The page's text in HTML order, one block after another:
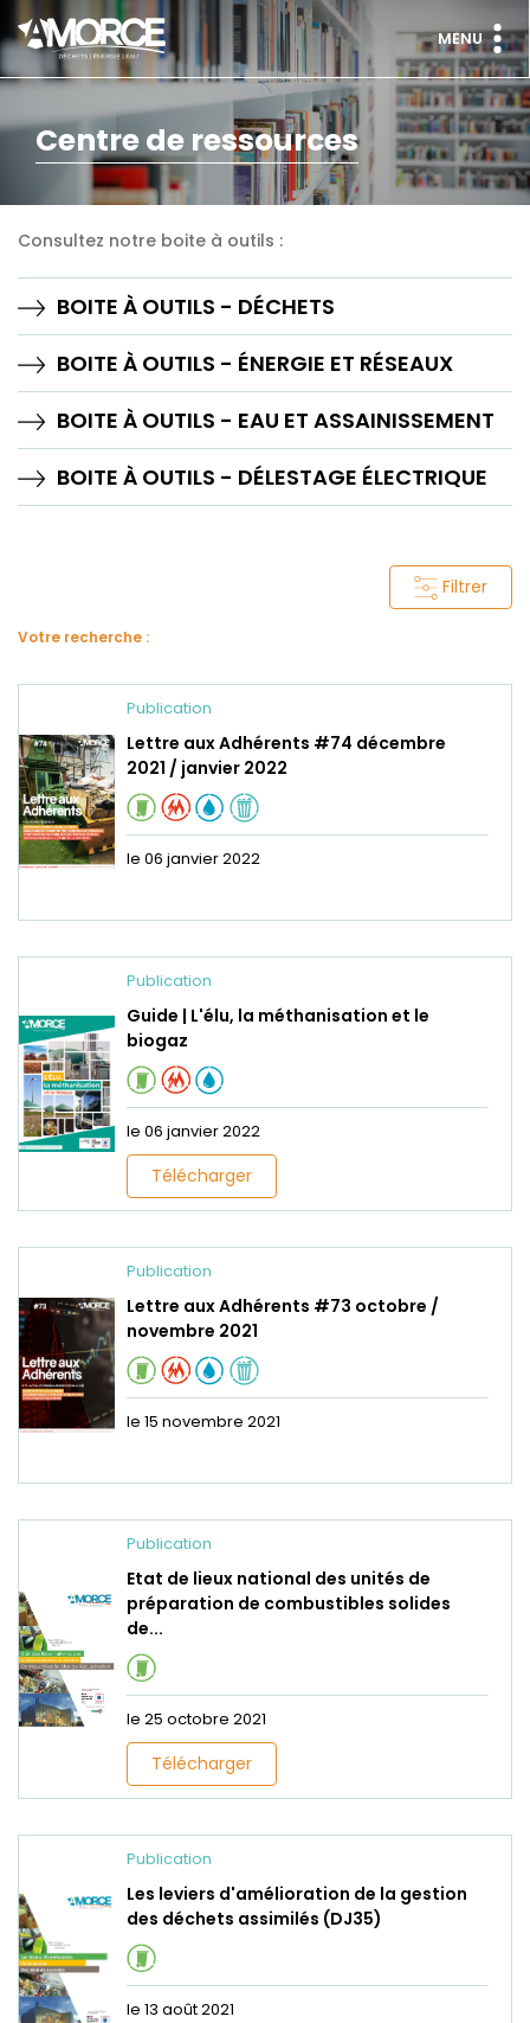
MENU
Centre de ressources
Consultez notre boite à outils :
BOITE À OUTILS - DÉCHETS
BOITE À OUTILS - ÉNERGIE ET RÉSEAUX
BOITE À OUTILS - EAU ET ASSAINISSEMENT
BOITE À OUTILS - DÉLESTAGE ÉLECTRIQUE
Filtrer
Votre recherche :
Publication
Lettre aux Adhérents #74 décembre
2021 / janvier 2022
le 06 janvier 2022
Publication
Guide | L'élu, la méthanisation et le
biogaz
le 06 janvier 2022
Télécharger
Publication
Lettre aux Adhérents #73 octobre /
novembre 2021
le 15 novembre 2021
Publication
Etat de lieux national des unités de
préparation de combustibles solides
de...
le 25 octobre 2021
Télécharger
Publication
Les leviers d'amélioration de la gestion
des déchets assimilés (DJ35)
le 13 août 2021